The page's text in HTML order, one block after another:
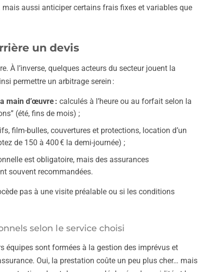
aussi anticiper certains frais fixes et variables que
un devis
À l’inverse, quelques acteurs du secteur jouent la
permettre un arbitrage serein :
main d’œuvre : calculés à l’heure ou au forfait selon la
(été, fins de mois) ;
film-bulles, couvertures et protections, location d’un
de 150 à 400 € la demi-journée) ;
est obligatoire, mais des assurances
souvent recommandées.
pas à une visite préalable ou si les conditions
selon le service choisi
équipes sont formées à la gestion des imprévus et
Oui, la prestation coûte un peu plus cher… mais